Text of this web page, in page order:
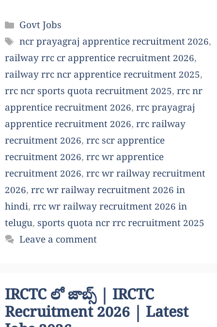
Categories
Govt Jobs
Tags
ncr prayagraj apprentice recruitment 2026,
railway rrc cr apprentice recruitment 2026,
railway rrc ncr apprentice recruitment 2025,
rrc ncr sports quota recruitment 2025, rrc nr
apprentice recruitment 2026, rrc prayagraj
apprentice recruitment 2026, rrc railway
recruitment 2026, rrc scr apprentice
recruitment 2026, rrc wr apprentice
recruitment 2026, rrc wr railway recruitment
2026, rrc wr railway recruitment 2026 in
hindi, rrc wr railway recruitment 2026 in
telugu, sports quota ncr rrc recruitment 2025
Leave a comment
IRCTC లో జాబ్స్ | IRCTC
Recruitment 2026 | Latest